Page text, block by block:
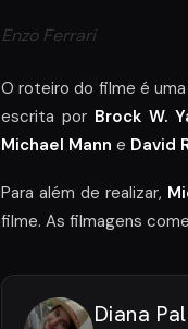
Enzo Ferrari
O roteiro do filme é
escrita por Brock W.
Michael Mann e David
Para além de realizar,
filme. As filmagens
Diana